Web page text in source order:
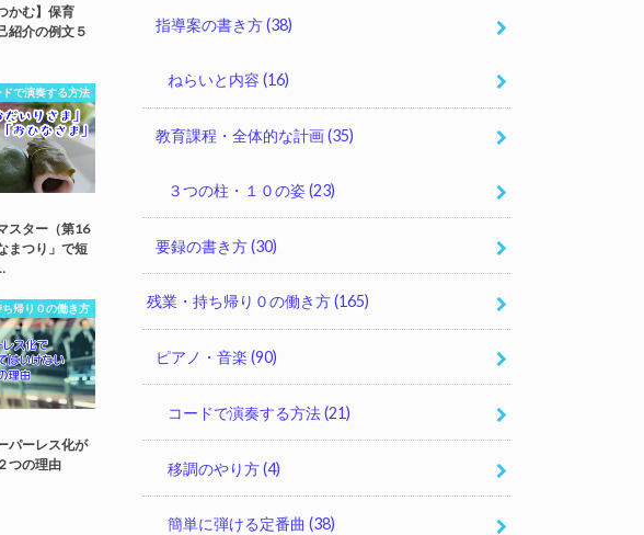
かむ】保育
紹介の例文５
ドで演奏する方法
スター（第16
まつり」で短
帰り０の働き方
パーレス化が
つの理由
指導案の書き方(38)
ねらいと内容(16)
教育課程・全体的な計画(35)
３つの柱・１０の姿(23)
要録の書き方(30)
残業・持ち帰り０の働き方(165)
ピアノ・音楽 (90)
コードで演奏する方法(21)
移調のやり方(4)
簡単に弾ける定番曲(38)